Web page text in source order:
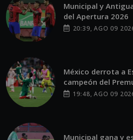
Municipal y
del Apertura 2026
20:39, AGO 09
México derrota a
campeón del
19:48, AGO 09
Municipal gana y